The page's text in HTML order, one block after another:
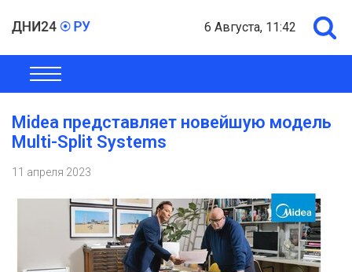
6 Августа, 11:42
ОБЩЕСТВО
Midea представляет новейшую модель
Multi-Split Systems
11 апреля 2023